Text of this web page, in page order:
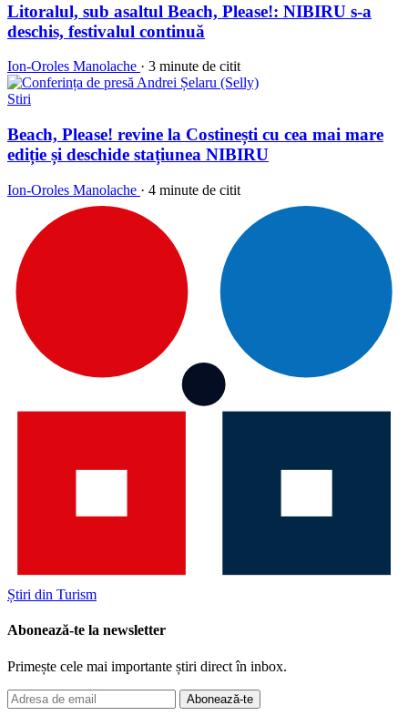
Litoralul, sub asaltul Beach, Please!: NIBIRU s-a
deschis, festivalul continuă
Ion-Oroles Manolache · 3 minute de citit
Stiri
Beach, Please! revine la Costinești cu cea mai mare
ediție și deschide stațiunea NIBIRU
Ion-Oroles Manolache · 4 minute de citit
Știri din Turism
Abonează-te la newsletter
Primește cele mai importante știri direct în inbox.
Abonează-te